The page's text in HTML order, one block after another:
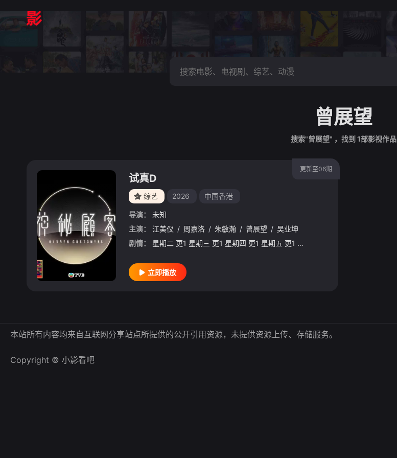
曾展望
搜索"曾展望" ，找到 1部影视作品
更新至06期
试真D
综艺 2026 中国香港
导演：
未知
主演：
江美仪 / 周嘉洛 / 朱敏瀚 / 曾展望 / 吴业坤
剧情：
星期二 更1 星期三 更1 星期四 更1 星期五 更1 星期六 更1許多港人近年「北上」玩樂，不論食、買、玩、住，想必已有一定心得，大家也希望尋找最高「性價比」的吃喝玩樂地點，獲得滿滿的「情緒價值」。
立即播放
本站所有内容均来自互联网分享站点所提供的公开引用资源，未提供资源上传、存储服务。
Copyright © 小影看吧